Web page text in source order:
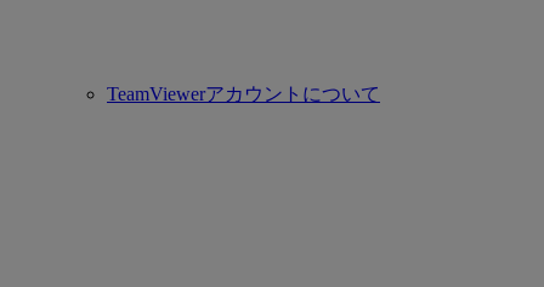
TeamViewerアカウントについて